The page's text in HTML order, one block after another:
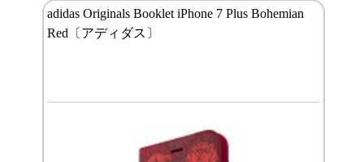
adidas Originals Booklet iPhone 7 Plus Bohemian
Red〔アディダス〕